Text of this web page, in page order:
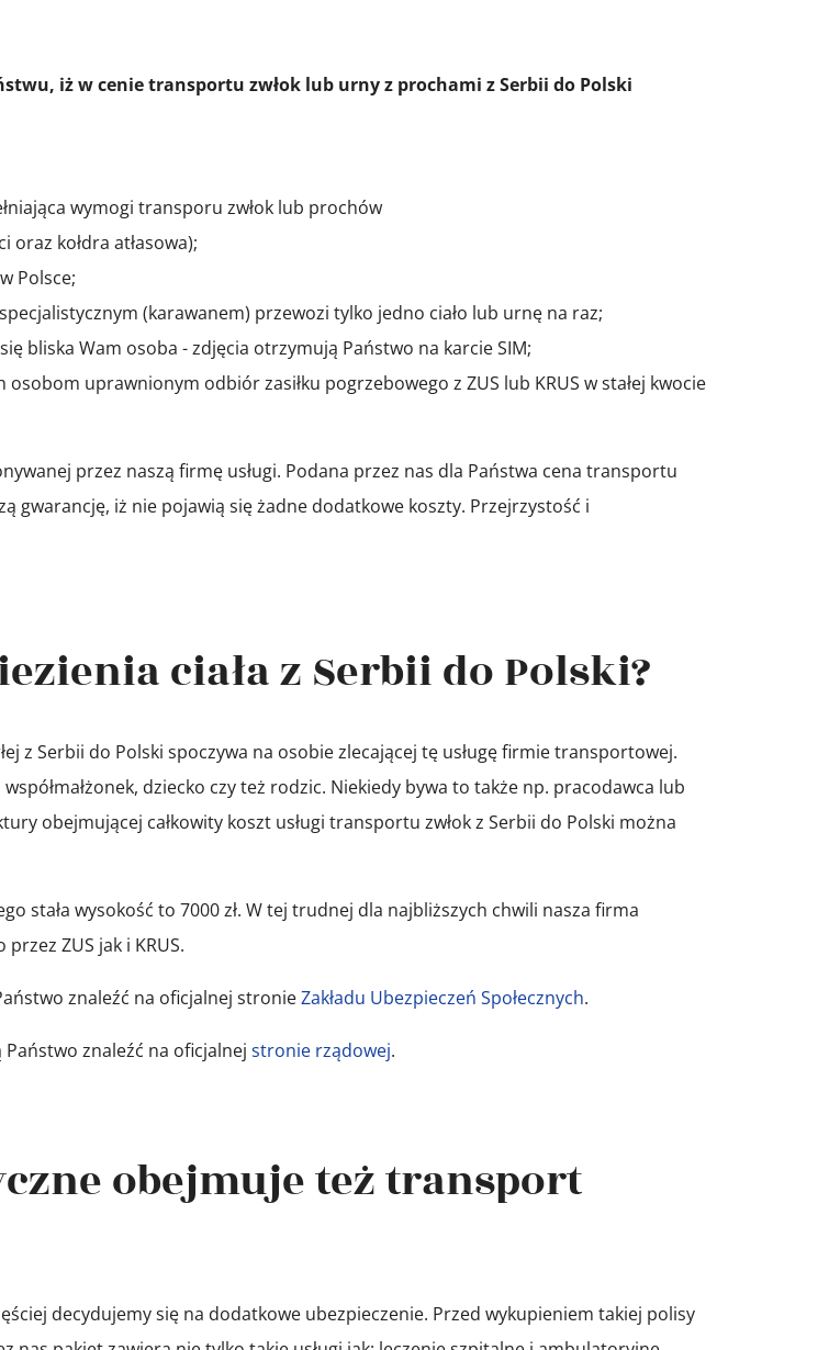
iż w cenie transportu zwłok lub urny z prochami z Serbii do Polski
wymogi transporu zwłok lub prochów
oraz kołdra atłasowa);
Polsce;
(karawanem) przewozi tylko jedno ciało lub urnę na raz;
bliska Wam osoba - zdjęcia otrzymują Państwo na karcie SIM;
uprawnionym odbiór zasiłku pogrzebowego z ZUS lub KRUS w stałej kwocie
przez naszą firmę usługi. Podana przez nas dla Państwa cena transportu
gwarancję, iż nie pojawią się żadne dodatkowe koszty. Przejrzystość i
ciała z Serbii do Polski?
z Serbii do Polski spoczywa na osobie zlecającej tę usługę firmie transportowej.
dziecko czy też rodzic. Niekiedy bywa to także np. pracodawca lub
obejmującej całkowity koszt usługi transportu zwłok z Serbii do Polski można
stała wysokość to 7000 zł. W tej trudnej dla najbliższych chwili nasza firma
ZUS jak i KRUS.
znaleźć na oficjalnej stronieZakładu Ubezpieczeń Społecznych.
Państwo znaleźć na oficjalnej stronie rządowej.
obejmuje też transport
decydujemy się na dodatkowe ubezpieczenie. Przed wykupieniem takiej polisy